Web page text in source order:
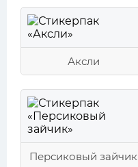
Аксли
Персиковый зайчик